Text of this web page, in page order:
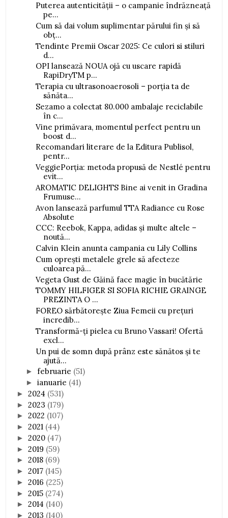
Puterea autenticității – o campanie îndrăzneață
pe...
Cum să dai volum suplimentar părului fin și să
obț...
Tendinte Premii Oscar 2025: Ce culori si stiluri
d...
OPI lansează NOUA ojă cu uscare rapidă
RapiDryTM p...
Terapia cu ultrasonoaerosoli – porția ta de
sănăta...
Sezamo a colectat 80.000 ambalaje reciclabile
în c...
Vine primăvara, momentul perfect pentru un
boost d...
Recomandari literare de la Editura Publisol,
pentr...
VeggiePorția: metoda propusă de Nestlé pentru
evit...
AROMATIC DELIGHTS Bine ai venit in Gradina
Frumuse...
Avon lansează parfumul TTA Radiance cu Rose
Absolute
CCC: Reebok, Kappa, adidas și multe altele –
noută...
Calvin Klein anunta campania cu Lily Collins
Cum oprești metalele grele să afecteze
culoarea pă...
Vegeta Gust de Găină face magie în bucătărie
TOMMY HILFIGER SI SOFIA RICHIE GRAINGE
PREZINTA O ...
FOREO sărbătorește Ziua Femeii cu prețuri
incredib...
Transformă-ți pielea cu Bruno Vassari! Ofertă
excl...
Un pui de somn după prânz este sănătos și te
ajută...
►februarie (51)
►ianuarie (41)
►2024 (531)
►2023 (179)
►2022 (107)
►2021 (44)
►2020 (47)
►2019 (59)
►2018 (69)
►2017 (145)
►2016 (225)
►2015 (274)
►2014 (140)
►2013 (140)